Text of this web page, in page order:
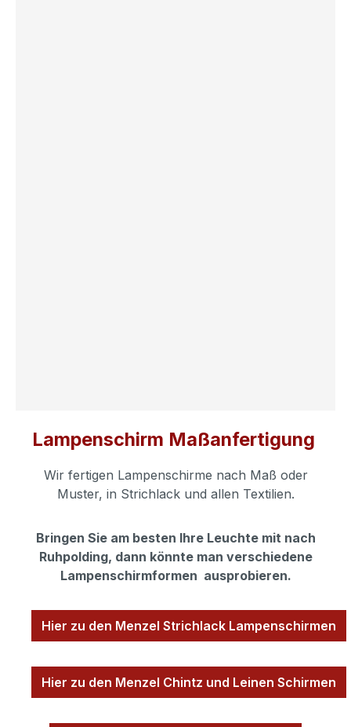
Lampenschirm Maßanfertigung
Wir fertigen Lampenschirme nach Maß oder
Muster, in Strichlack und allen Textilien.
Bringen Sie am besten Ihre Leuchte mit nach
Ruhpolding, dann könnte man verschiedene
Lampenschirmformen ausprobieren.
Hier zu den Menzel Strichlack Lampenschirmen
Hier zu den Menzel Chintz und Leinen Schirmen